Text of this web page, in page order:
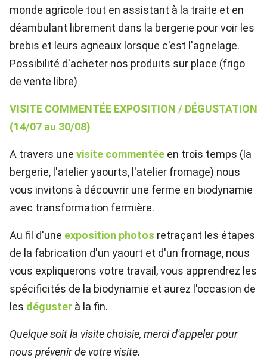
monde agricole tout en assistant à la traite et en
déambulant librement dans la bergerie pour voir les
brebis et leurs agneaux lorsque c'est l'agnelage.
Possibilité d'acheter nos produits sur place (frigo
de vente libre)
VISITE COMMENTÉE EXPOSITION / DÉGUSTATION
(14/07 au 30/08)
A travers une visite commentée en trois temps (la
bergerie, l'atelier yaourts, l'atelier fromage) nous
vous invitons à découvrir une ferme en biodynamie
avec transformation fermière.
Au fil d'une exposition photos retraçant les étapes
de la fabrication d'un yaourt et d'un fromage, nous
vous expliquerons votre travail, vous apprendrez les
spécificités de la biodynamie et aurez l'occasion de
les déguster à la fin.
Quelque soit la visite choisie, merci d'appeler pour
nous prévenir de votre visite.